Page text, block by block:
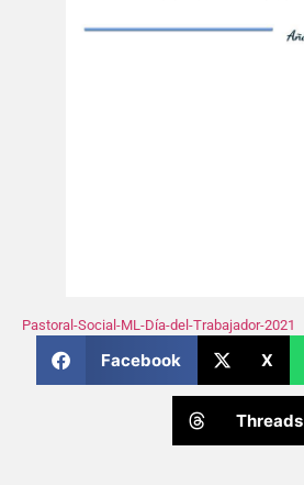
Pastoral-Social-ML-Día-del-Trabajador-2021
Facebook X
Threads